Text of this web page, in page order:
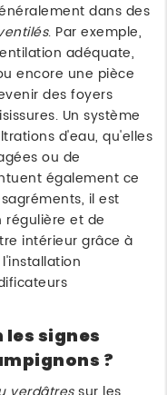
dans des
. Par exemple,
adéquate,
encore une pièce
des foyers
Un système
d'eau, qu'elles
ou de
également ce
il est
régulière et de
intérieur grâce à
signes
?